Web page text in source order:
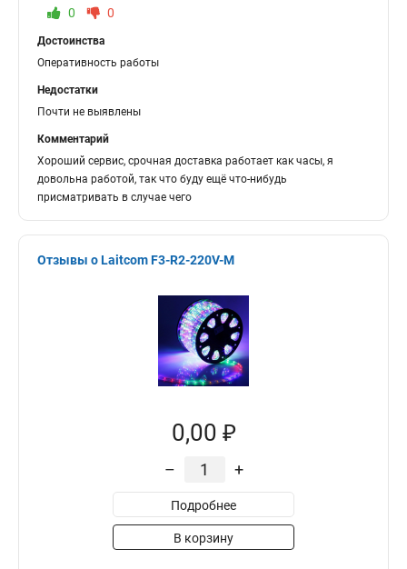
0 0
Достоинства
Оперативность работы
Недостатки
Почти не выявлены
Комментарий
Хороший сервис, срочная доставка работает как часы, я
довольна работой, так что буду ещё что-нибудь
присматривать в случае чего
Отзывы о Laitcom F3-R2-220V-M
0,00 ₽
– +
Подробнее
В корзину